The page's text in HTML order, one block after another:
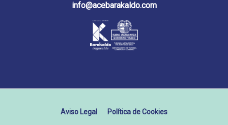
info@acebarakaldo.com
Aviso Legal Política de Cookies